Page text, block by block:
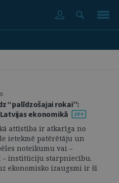
“palīdzošajai rokai”:
ekonomikā
attīstība ir atkarīga no
ietekmē patērētāju un
noteikumu vai –
– institūciju starpniecību.
ekonomisko izaugsmi ir šī